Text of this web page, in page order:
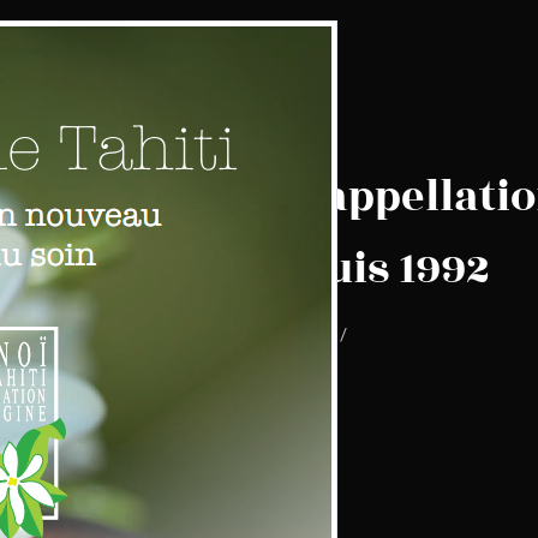
de Tahiti,
d'origine depuis 1992
/